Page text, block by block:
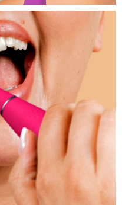
hair removal
Prep Gel
gel
serum
Solution
gel
devices
massager
treatment
massagers
.
理
essentials
發
Scalp
Whitening Set
device & 18% PAP gel
Gel
士
預計送達日期8/10/26
預計送達日期 8/9/26
預計送達日期
預計送達日期
預計送達日期 8/9/26
預計送達日期 8/11/26
預計送達日期 8/13/26
預計送達日期